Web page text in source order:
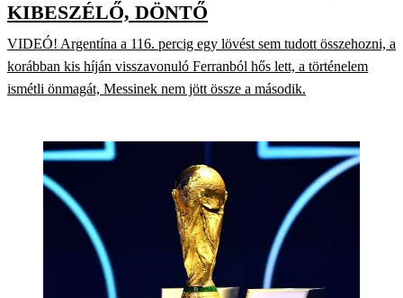
KIBESZÉLŐ, DÖNTŐ
VIDEÓ! Argentína a 116. percig egy lövést sem tudott összehozni, a
korábban kis híján visszavonuló Ferranból hős lett, a történelem
ismétli önmagát, Messinek nem jött össze a második.